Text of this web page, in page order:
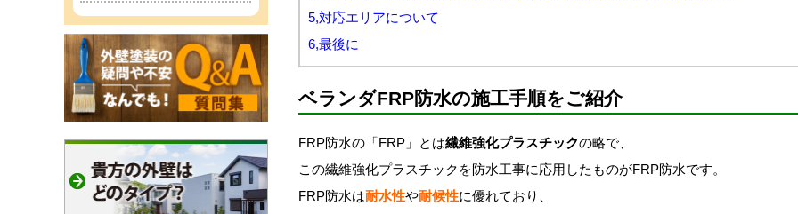
5,対応エリアについて
6,最後に
ベランダFRP防水の施工手順をご紹介
FRP防水の「FRP」とは繊維強化プラスチックの略で、
この繊維強化プラスチックを防水工事に応用したものがFRP防水です。
FRP防水は耐水性や耐候性に優れており、